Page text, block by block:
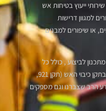
ייעוץ בטיחות אש
למגוון דרישות
או שיפורים למבנים
לביצוע , כולל כל
האישורים נדרשים לצורך עמידה בתקן כיבוי האש (תקן 921,
הרב שצברנו וגם מספקים